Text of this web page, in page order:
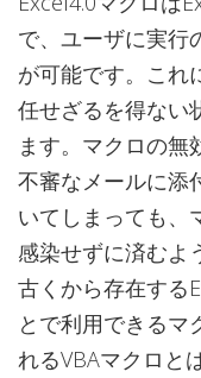
で、ユーザに実行
が可能です。これ
任せざるを得ない
ます。マクロの無
不審なメールに添
いてしまっても、
感染せずに済むよ
古くから存在する
とで利用できるマ
れるVBAマクロと